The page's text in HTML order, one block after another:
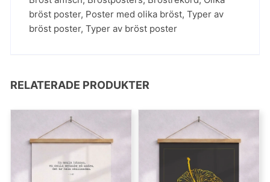
bröst poster, Poster med olika bröst,Typer av
bröst poster,Typer av bröst poster
RELATERADE PRODUKTER